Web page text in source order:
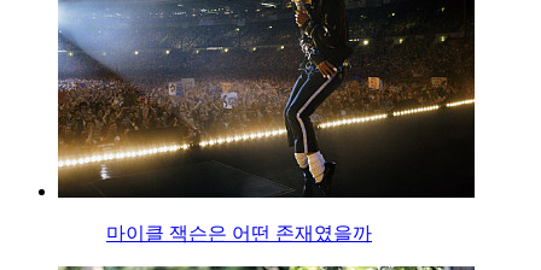
마이클 잭슨은 어떤 존재였을까